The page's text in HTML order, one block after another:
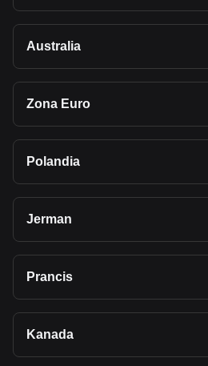
Australia
Zona Euro
Polandia
Jerman
Prancis
Kanada